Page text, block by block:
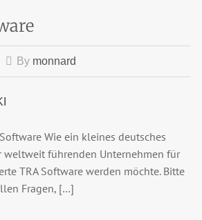
By monnard
Wie ein kleines deutsches
weltweit führenden Unternehmen für
TRA Software werden möchte. Bitte
Fragen, […]